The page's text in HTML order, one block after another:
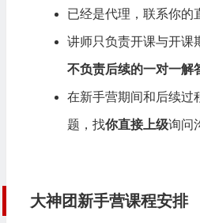
已经是代理，联系你的
讲师只负责开课与开课
不负责后续的一对一解
在新手营期间和后续过
题，找你直接上级询问
大神团新手营课程安排